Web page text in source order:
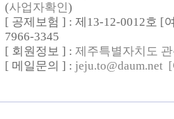
(사업자확인)
[ 공제보험 ] : 제13-12-0012호 [
7966-3345
[ 회원정보 ] : 제주특별자치도
[ 메일문의 ] : jeju.to@daum.net